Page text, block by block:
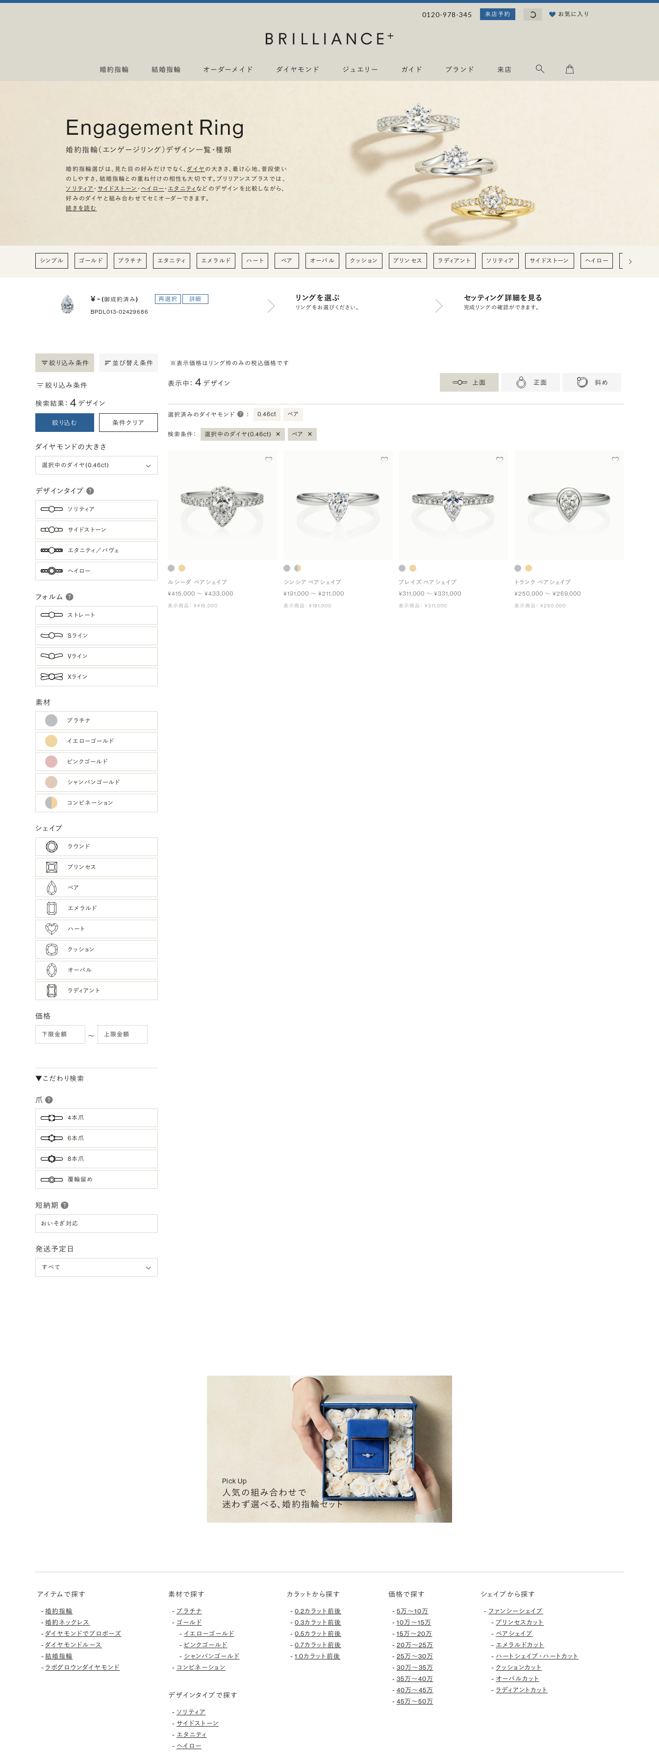
0120-978-345 来店予約
.
.
お気に入り
婚約指輪 結婚指輪 オーダーメイド ダイヤモンド ジュエリー ガイド ブランド 来店
Engagement Ring
婚約指輪（エンゲージリング）デザイン一覧・種類
婚約指輪選びは、見た目の好みだけでなく、ダイヤ の大きさ、着け心地、普段使い
のしやすさ、結婚指輪との重ね付けの相性も大切です。ブリリアンスプラスでは、
ソリティア ・ サイドストーン ・ ヘイロー ・ エタニティ などのデザインを比較しながら、
好みのダイヤと組み合わせてセミオーダーできます。
続きを読む
シンプル ゴールド プラチナ エタニティ エメラルド ハート ペア オーバル クッション プリンセス ラディアント ソリティア サイドストーン ヘイロー 0.2ct
¥ - (御成約済み) 再選択 詳細
BPDL013-02429686
リングを選ぶ
リングをお選びください。
セッティング詳細を見る
完成リングの確認ができます。
絞り込み条件 並び替え条件
絞り込み条件
検索結果： 4 デザイン
絞り込む 条件クリア
ダイヤモンドの大きさ
デザインタイプ
ソリティア
サイドストーン
エタニティ／パヴェ
ヘイロー
フォルム
ストレート
Sライン
Vライン
Xライン
素材
プラチナ
イエローゴールド
ピンクゴールド
シャンパンゴールド
コンビネーション
シェイプ
ラウンド
プリンセス
ペア
エメラルド
ハート
クッション
オーバル
ラディアント
価格
〜
▼こだわり検索
爪
4本爪
6本爪
8本爪
覆輪留め
短納期
おいそぎ対応
発送予定日
※表示価格はリング枠のみの税込価格です
表示中： 4 デザイン 上面 正面 斜め
選択済みのダイヤモンド ： 0.46ct ペア
検索条件： 選択中のダイヤ(0.46ct) × ペア ×
ルシーダ ペアシェイプ
¥415,000 〜 ¥433,000
表示商品： ¥415,000
シンシア ペアシェイプ
¥191,000 〜 ¥211,000
表示商品： ¥191,000
プレイズ ペアシェイプ
¥311,000 〜 ¥331,000
表示商品： ¥311,000
トランク ペアシェイプ
¥250,000 〜 ¥269,000
表示商品： ¥250,000
Pick Up
人気の組み合わせで
迷わず選べる、婚約指輪セット
アイテムで探す
-婚約指輪
-婚約ネックレス
-ダイヤモンドでプロポーズ
-ダイヤモンドルース
-結婚指輪
- ラボグロウンダイヤモンド
素材で探す
- プラチナ
- ゴールド
- イエローゴールド
- ピンクゴールド
- シャンパンゴールド
- コンビネーション
デザインタイプで探す
- ソリティア
- サイドストーン
- エタニティ
- ヘイロー
カラットから探す
-0.2カラット前後
-0.3カラット前後
-0.5カラット前後
-0.7カラット前後
-1.0カラット前後
価格で探す
- 5万〜10万
- 10万〜15万
- 15万〜20万
- 20万〜25万
- 25万〜30万
- 30万〜35万
- 35万〜40万
- 40万〜45万
- 45万〜50万
シェイプから探す
- ファンシーシェイプ
- プリンセスカット
- ペアシェイプ
- エメラルドカット
- ハートシェイプ・ハートカット
- クッションカット
- オーバルカット
- ラディアントカット